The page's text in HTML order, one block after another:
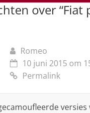
dI d
over “Fiat
Romeo
10 juni 2015 om
Permalink
versies